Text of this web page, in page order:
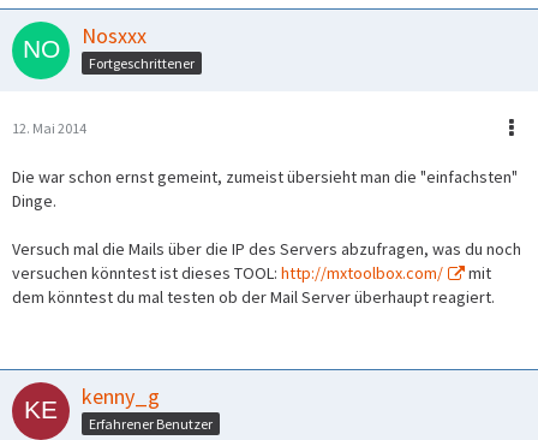
Nosxxx
Fortgeschrittener
12. Mai 2014
Die war schon ernst gemeint, zumeist übersieht man die "einfachsten"
Dinge.
Versuch mal die Mails über die IP des Servers abzufragen, was du noch
versuchen könntest ist dieses TOOL: http://mxtoolbox.com/
mit
dem könntest du mal testen ob der Mail Server überhaupt reagiert.
kenny_g
Erfahrener Benutzer